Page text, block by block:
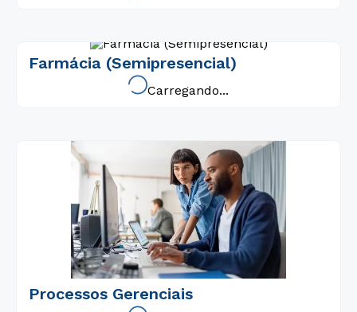
Farmácia (Semipresencial)
Carregando...
Processos Gerenciais